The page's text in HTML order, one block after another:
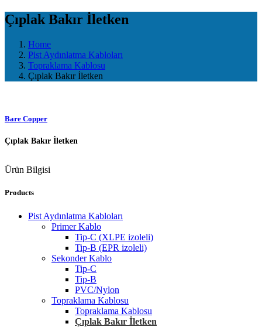
Çıplak Bakır İletken
Home
Pist Aydınlatma Kabloları
Topraklama Kablosu
Çıplak Bakır İletken
Bare Copper
Çıplak Bakır İletken
Ürün Bilgisi
Products
Pist Aydınlatma Kabloları
Primer Kablo
Tip-C (XLPE izoleli)
Tip-B (EPR izoleli)
Sekonder Kablo
Tip-C
Tip-B
PVC/Nylon
Topraklama Kablosu
Topraklama Kablosu
Çıplak Bakır İletken